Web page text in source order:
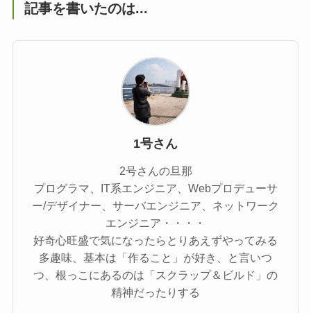
記事を書いたのは...
1号さん
2号さんの旦那
プログラマ、IT系エンジニア、Webプロデューサ
ー/デザイナー、サーバエンジニア、ネットワーク
エンジニア・・・・
好奇心旺盛で気になったらとりあえずやってみる
多趣味、基本は「作ること」が好き、と言いつ
つ、根っこにあるのは「スクラップ＆ビルド」の
精神だったりする